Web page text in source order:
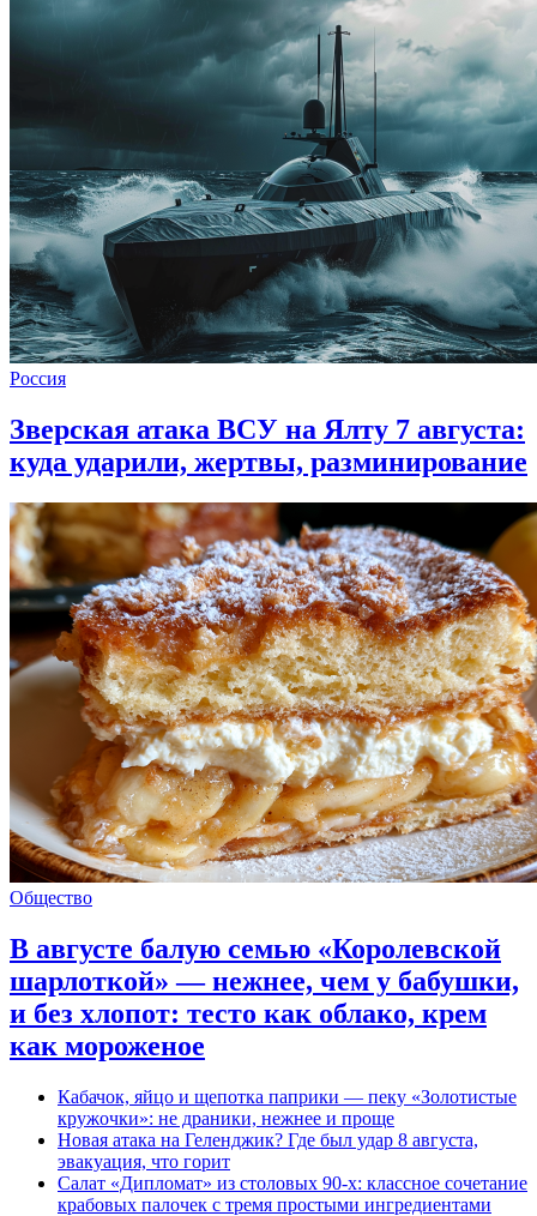
Россия
Зверская атака ВСУ на Ялту 7 августа:
куда ударили, жертвы, разминирование
Общество
В августе балую семью «Королевской
шарлоткой» — нежнее, чем у бабушки,
и без хлопот: тесто как облако, крем
как мороженое
Кабачок, яйцо и щепотка паприки — пеку «Золотистые
кружочки»: не драники, нежнее и проще
Новая атака на Геленджик? Где был удар 8 августа,
эвакуация, что горит
Салат «Дипломат» из столовых 90-х: классное сочетание
крабовых палочек с тремя простыми ингредиентами